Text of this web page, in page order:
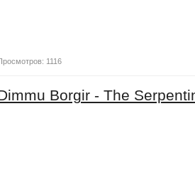
1116
Borgir - The